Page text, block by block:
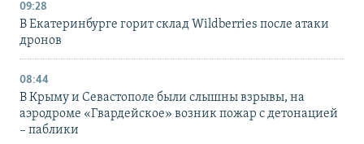
09:28
В Екатеринбурге горит склад Wildberries после атаки
дронов
08:44
В Крыму и Севастополе были слышны взрывы, на
аэродроме «Гвардейское» возник пожар с детонацией
– паблики